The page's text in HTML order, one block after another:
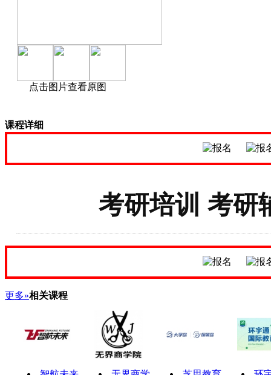
点击图片查看原图
课程详细
考研培训 考研
更多»相关课程